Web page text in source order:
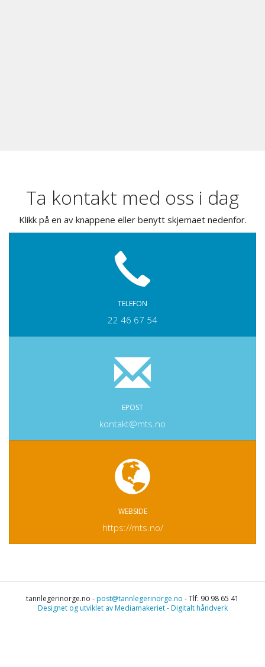
Ta kontakt med oss i dag
Klikk på en av knappene eller benytt skjemaet nedenfor.
TELEFON
22 46 67 54
EPOST
kontakt@mts.no
WEBSIDE
https://mts.no/
tannlegerinorge.no -post@tannlegerinorge.no - Tlf: 90 98 65 41
Designet og utviklet av Mediamakeriet - Digitalt håndverk